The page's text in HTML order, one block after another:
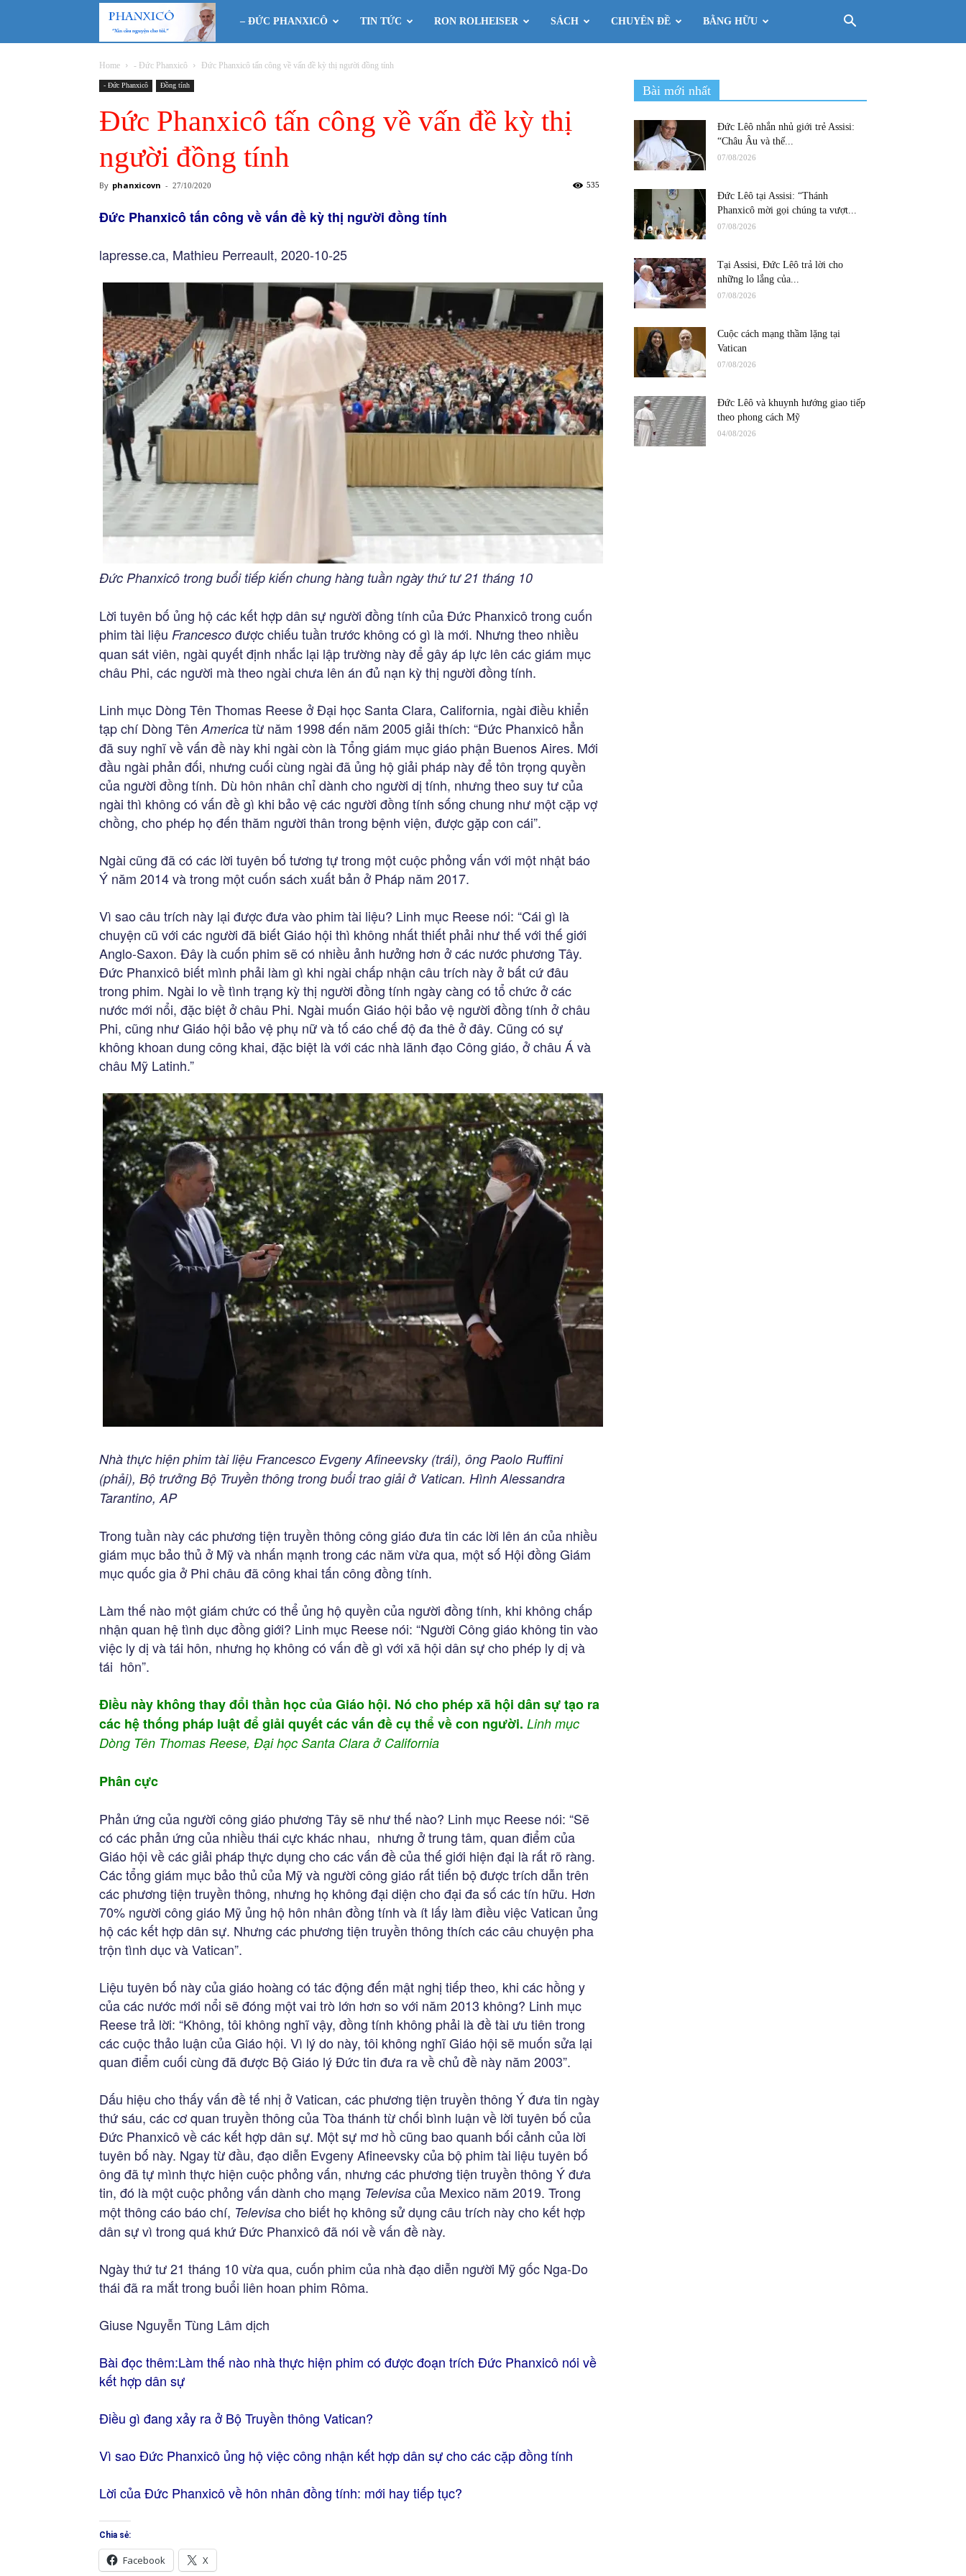
Phanxicô
– ĐỨC PHANXICÔ TIN TỨC RON ROLHEISER SÁCH CHUYÊN ĐỀ BẰNG HỮU
Home - Đức Phanxicô Đức Phanxicô tấn công về vấn đề kỳ thị người đồng tính
- Đức Phanxicô Đồng tính
Đức Phanxicô tấn công về vấn đề kỳ thị
người đồng tính
By phanxicovn - 27/10/2020 535
Đức Phanxicô tấn công về vấn đề kỳ thị người đồng tính
lapresse.ca, Mathieu Perreault, 2020-10-25
Đức Phanxicô trong buổi tiếp kiến chung hàng tuần ngày thứ tư 21 tháng 10
Lời tuyên bố ủng hộ các kết hợp dân sự người đồng tính của Đức Phanxicô trong cuốn
phim tài liệu Francesco được chiếu tuần trước không có gì là mới. Nhưng theo nhiều
quan sát viên, ngài quyết định nhắc lại lập trường này để gây áp lực lên các giám mục
châu Phi, các người mà theo ngài chưa lên án đủ nạn kỳ thị người đồng tính.
Linh mục Dòng Tên Thomas Reese ở Đại học Santa Clara, California, ngài điều khiển
tạp chí Dòng Tên America từ năm 1998 đến năm 2005 giải thích: “Đức Phanxicô hẳn
đã suy nghĩ về vấn đề này khi ngài còn là Tổng giám mục giáo phận Buenos Aires. Mới
đầu ngài phản đối, nhưng cuối cùng ngài đã ủng hộ giải pháp này để tôn trọng quyền
của người đồng tính. Dù hôn nhân chỉ dành cho người dị tính, nhưng theo suy tư của
ngài thì không có vấn đề gì khi bảo vệ các người đồng tính sống chung như một cặp vợ
chồng, cho phép họ đến thăm người thân trong bệnh viện, được gặp con cái”.
Ngài cũng đã có các lời tuyên bố tương tự trong một cuộc phỏng vấn với một nhật báo
Ý năm 2014 và trong một cuốn sách xuất bản ở Pháp năm 2017.
Vì sao câu trích này lại được đưa vào phim tài liệu? Linh mục Reese nói: “Cái gì là
chuyện cũ với các người đã biết Giáo hội thì không nhất thiết phải như thế với thế giới
Anglo-Saxon. Đây là cuốn phim sẽ có nhiều ảnh hưởng hơn ở các nước phương Tây.
Đức Phanxicô biết mình phải làm gì khi ngài chấp nhận câu trích này ở bất cứ đâu
trong phim. Ngài lo về tình trạng kỳ thị người đồng tính ngày càng có tổ chức ở các
nước mới nổi, đặc biệt ở châu Phi. Ngài muốn Giáo hội bảo vệ người đồng tính ở châu
Phi, cũng như Giáo hội bảo vệ phụ nữ và tố cáo chế độ đa thê ở đây. Cũng có sự
không khoan dung công khai, đặc biệt là với các nhà lãnh đạo Công giáo, ở châu Á và
châu Mỹ Latinh.”
Nhà thực hiện phim tài liệu Francesco Evgeny Afineevsky (trái), ông Paolo Ruffini
(phải), Bộ trưởng Bộ Truyền thông trong buổi trao giải ở Vatican. Hình Alessandra
Tarantino, AP
Trong tuần này các phương tiện truyền thông công giáo đưa tin các lời lên án của nhiều
giám mục bảo thủ ở Mỹ và nhấn mạnh trong các năm vừa qua, một số Hội đồng Giám
mục quốc gia ở Phi châu đã công khai tấn công đồng tính.
Làm thế nào một giám chức có thể ủng hộ quyền của người đồng tính, khi không chấp
nhận quan hệ tình dục đồng giới? Linh mục Reese nói: “Người Công giáo không tin vào
việc ly dị và tái hôn, nhưng họ không có vấn đề gì với xã hội dân sự cho phép ly dị và
tái hôn”.
Điều này không thay đổi thần học của Giáo hội. Nó cho phép xã hội dân sự tạo ra
các hệ thống pháp luật để giải quyết các vấn đề cụ thể về con người. Linh mục
Dòng Tên Thomas Reese, Đại học Santa Clara ở California
Phân cực
Phản ứng của người công giáo phương Tây sẽ như thế nào? Linh mục Reese nói: “Sẽ
có các phản ứng của nhiều thái cực khác nhau, nhưng ở trung tâm, quan điểm của
Giáo hội về các giải pháp thực dụng cho các vấn đề của thế giới hiện đại là rất rõ ràng.
Các tổng giám mục bảo thủ của Mỹ và người công giáo rất tiến bộ được trích dẫn trên
các phương tiện truyền thông, nhưng họ không đại diện cho đại đa số các tín hữu. Hơn
70% người công giáo Mỹ ủng hộ hôn nhân đồng tính và ít lấy làm điều việc Vatican ủng
hộ các kết hợp dân sự. Nhưng các phương tiện truyền thông thích các câu chuyện pha
trộn tình dục và Vatican”.
Liệu tuyên bố này của giáo hoàng có tác động đến mật nghị tiếp theo, khi các hồng y
của các nước mới nổi sẽ đóng một vai trò lớn hơn so với năm 2013 không? Linh mục
Reese trả lời: “Không, tôi không nghĩ vậy, đồng tính không phải là đề tài ưu tiên trong
các cuộc thảo luận của Giáo hội. Vì lý do này, tôi không nghĩ Giáo hội sẽ muốn sửa lại
quan điểm cuối cùng đã được Bộ Giáo lý Đức tin đưa ra về chủ đề này năm 2003”.
Dấu hiệu cho thấy vấn đề tế nhị ở Vatican, các phương tiện truyền thông Ý đưa tin ngày
thứ sáu, các cơ quan truyền thông của Tòa thánh từ chối bình luận về lời tuyên bố của
Đức Phanxicô về các kết hợp dân sự. Một sự mơ hồ cũng bao quanh bối cảnh của lời
tuyên bố này. Ngay từ đầu, đạo diễn Evgeny Afineevsky của bộ phim tài liệu tuyên bố
ông đã tự mình thực hiện cuộc phỏng vấn, nhưng các phương tiện truyền thông Ý đưa
tin, đó là một cuộc phỏng vấn dành cho mạng Televisa của Mexico năm 2019. Trong
một thông cáo báo chí, Televisa cho biết họ không sử dụng câu trích này cho kết hợp
dân sự vì trong quá khứ Đức Phanxicô đã nói về vấn đề này.
Ngày thứ tư 21 tháng 10 vừa qua, cuốn phim của nhà đạo diễn người Mỹ gốc Nga-Do
thái đã ra mắt trong buổi liên hoan phim Rôma.
Giuse Nguyễn Tùng Lâm dịch
Bài đọc thêm:Làm thế nào nhà thực hiện phim có được đoạn trích Đức Phanxicô nói về
kết hợp dân sự
Điều gì đang xảy ra ở Bộ Truyền thông Vatican?
Vì sao Đức Phanxicô ủng hộ việc công nhận kết hợp dân sự cho các cặp đồng tính
Lời của Đức Phanxicô về hôn nhân đồng tính: mới hay tiếp tục?
Chia sẻ:
Facebook X
Bài mới nhất
Đức Lêô nhắn nhủ giới trẻ Assisi:
“Châu Âu và thế...
07/08/2026
Đức Lêô tại Assisi: “Thánh
Phanxicô mời gọi chúng ta vượt...
07/08/2026
Tại Assisi, Đức Lêô trả lời cho
những lo lắng của...
07/08/2026
Cuộc cách mạng thầm lặng tại
Vatican
07/08/2026
Đức Lêô và khuynh hướng giao tiếp
theo phong cách Mỹ
04/08/2026